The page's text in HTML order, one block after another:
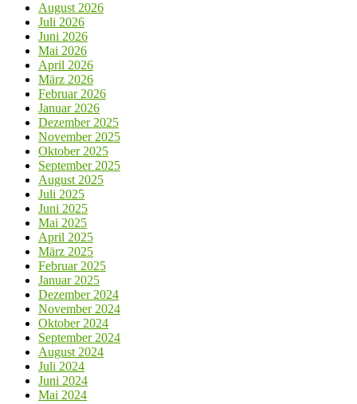
August 2026
Juli 2026
Juni 2026
Mai 2026
April 2026
März 2026
Februar 2026
Januar 2026
Dezember 2025
November 2025
Oktober 2025
September 2025
August 2025
Juli 2025
Juni 2025
Mai 2025
April 2025
März 2025
Februar 2025
Januar 2025
Dezember 2024
November 2024
Oktober 2024
September 2024
August 2024
Juli 2024
Juni 2024
Mai 2024